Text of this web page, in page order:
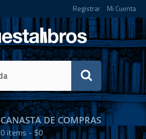
Registrar Mi Cuenta
CANASTA DE COMPRAS
0items -$0